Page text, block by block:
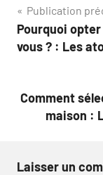
de
Publication
Pourquoi
vous ? : Les
Comment
maison :
Laisser un